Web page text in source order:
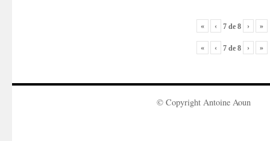
« ‹ 7 de 8 › »
« ‹ 7 de 8 › »
© Copyright Antoine Aoun